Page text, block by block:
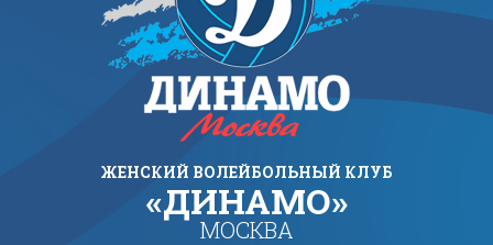
ЖЕНСКИЙ ВОЛЕЙБОЛЬНЫЙ КЛУБ
«ДИНАМО»
МОСКВА